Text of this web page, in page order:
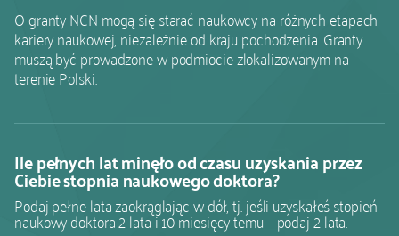
dla ekspertów
współpraca międzynarodowa
nagroda NCN
O granty NCN mogą się starać naukowcy na różnych etapach
kariery naukowej, niezależnie od kraju pochodzenia. Granty
muszą być prowadzone w podmiocie zlokalizowanym na
terenie Polski.
Ile pełnych lat minęło od czasu uzyskania przez
Ciebie stopnia naukowego doktora?
Podaj pełne lata zaokrąglając w dół, tj. jeśli uzyskałeś stopień
naukowy doktora 2 lata i 10 miesięcy temu – podaj 2 lata.